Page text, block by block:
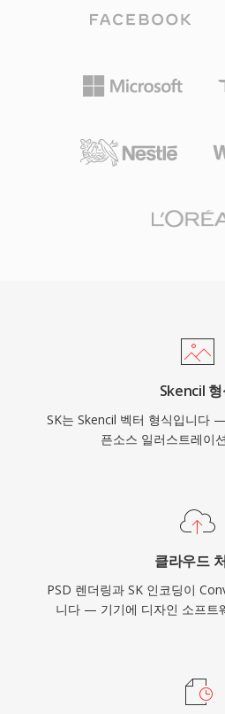
Skencil
SK는 Skencil 벡터 형식입니다
픈소스 일러스트레이
클라우드
PSD 렌더링과 SK 인코딩이
니다 — 기기에 디자인 소프트